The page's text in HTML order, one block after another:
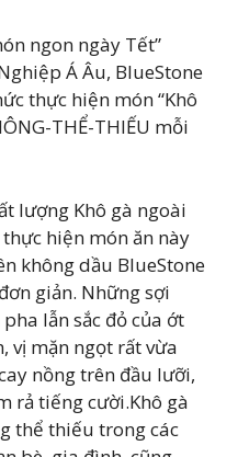
ngon ngày Tết”
Á Âu, BlueStone
thực hiện món “Khô
THỂ-THIẾU mỗi
lượng Khô gà ngoài
hiện món ăn này
không dầu BlueStone
giản. Những sợi
lẫn sắc đỏ của ớt
vị mặn ngọt rất vừa
nồng trên đầu lưỡi,
rả tiếng cười.Khô gà
thể thiếu trong các